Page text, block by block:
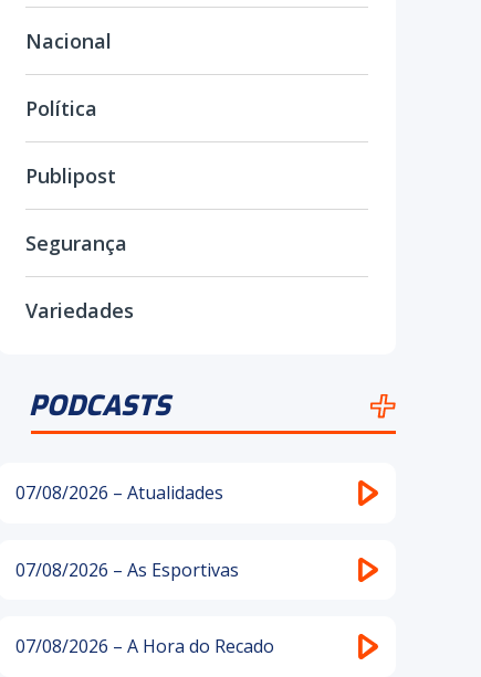
Nacional
Política
Publipost
Segurança
Variedades
PODCASTS
07/08/2026 – Atualidades
07/08/2026 – As Esportivas
07/08/2026 – A Hora do Recado